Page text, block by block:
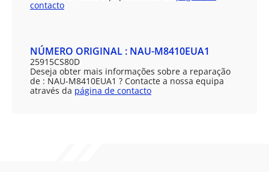
contacto
NÚMERO ORIGINAL : NAU-M8410EUA1
25915CS80D
Deseja obter mais informações sobre a reparação
de : NAU-M8410EUA1 ? Contacte a nossa equipa
através da página de contacto